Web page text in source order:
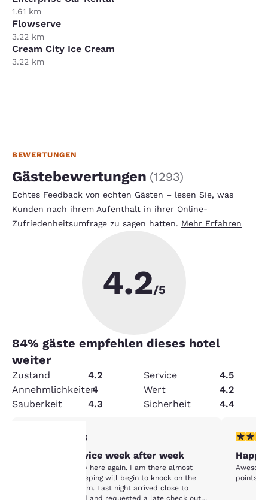
1.61 km
Flowserve
3.22 km
Cream City Ice Cream
3.22 km
BEWERTUNGEN
Gästebewertungen (1293)
Echtes Feedback von echten Gästen – lesen Sie, was
Kunden nach ihrem Aufenthalt in ihrer Online-
Zufriedenheitsumfrage zu sagen hatten. Mehr Erfahren
4.2/5
84% gäste empfehlen dieses hotel
weiter
Zustand 4.2 Service
4.5
Annehmlichkeiten4 Wert
4.2
Sauberkeit
4.3 Sicherheit 4.4
1-Stern-Bewertung. Mittelmäßig. 1 Bewertung
1/5
Horrible service week after week
I will NEVER stay here again. I am there almost
weekly. Housekeeping will begin to knock on the
door prior to 11 am. Last night arrived close to
midnight, I called and requested a late check out
5-
Awesome
points